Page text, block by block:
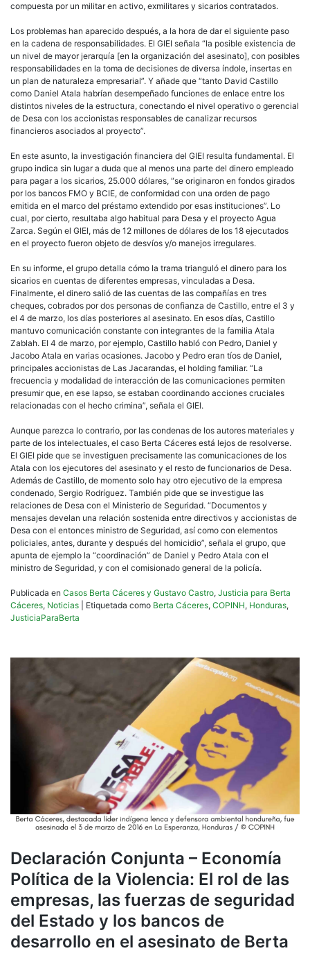
compuesta por un militar en activo, exmilitares y sicarios contratados.
Los problemas han aparecido después, a la hora de dar el siguiente paso
en la cadena de responsabilidades. El GIEI señala “la posible existencia de
un nivel de mayor jerarquía [en la organización del asesinato], con posibles
responsabilidades en la toma de decisiones de diversa índole, insertas en
un plan de naturaleza empresarial”. Y añade que “tanto David Castillo
como Daniel Atala habrían desempeñado funciones de enlace entre los
distintos niveles de la estructura, conectando el nivel operativo o gerencial
de Desa con los accionistas responsables de canalizar recursos
financieros asociados al proyecto”.
En este asunto, la investigación financiera del GIEI resulta fundamental. El
grupo indica sin lugar a duda que al menos una parte del dinero empleado
para pagar a los sicarios, 25.000 dólares, “se originaron en fondos girados
por los bancos FMO y BCIE, de conformidad con una orden de pago
emitida en el marco del préstamo extendido por esas instituciones”. Lo
cual, por cierto, resultaba algo habitual para Desa y el proyecto Agua
Zarca. Según el GIEI, más de 12 millones de dólares de los 18 ejecutados
en el proyecto fueron objeto de desvíos y/o manejos irregulares.
En su informe, el grupo detalla cómo la trama trianguló el dinero para los
sicarios en cuentas de diferentes empresas, vinculadas a Desa.
Finalmente, el dinero salió de las cuentas de las compañías en tres
cheques, cobrados por dos personas de confianza de Castillo, entre el 3 y
el 4 de marzo, los días posteriores al asesinato. En esos días, Castillo
mantuvo comunicación constante con integrantes de la familia Atala
Zablah. El 4 de marzo, por ejemplo, Castillo habló con Pedro, Daniel y
Jacobo Atala en varias ocasiones. Jacobo y Pedro eran tíos de Daniel,
principales accionistas de Las Jacarandas, el holding familiar. “La
frecuencia y modalidad de interacción de las comunicaciones permiten
presumir que, en ese lapso, se estaban coordinando acciones cruciales
relacionadas con el hecho crimina”, señala el GIEl.
Aunque parezca lo contrario, por las condenas de los autores materiales y
parte de los intelectuales, el caso Berta Cáceres está lejos de resolverse.
El GIEI pide que se investiguen precisamente las comunicaciones de los
Atala con los ejecutores del asesinato y el resto de funcionarios de Desa.
Además de Castillo, de momento solo hay otro ejecutivo de la empresa
condenado, Sergio Rodríguez. También pide que se investigue las
relaciones de Desa con el Ministerio de Seguridad. “Documentos y
mensajes develan una relación sostenida entre directivos y accionistas de
Desa con el entonces ministro de Seguridad, así como con elementos
policiales, antes, durante y después del homicidio”, señala el grupo, que
apunta de ejemplo la “coordinación” de Daniel y Pedro Atala con el
ministro de Seguridad, y con el comisionado general de la policía.
Publicada en Casos Berta Cáceres y Gustavo Castro, Justicia para Berta
Cáceres, Noticias Etiquetada como Berta Cáceres, COPINH, Honduras,
JusticiaParaBerta
Declaración Conjunta – Economía
Política de la Violencia: El rol de las
empresas, las fuerzas de seguridad
del Estado y los bancos de
desarrollo en el asesinato de Berta